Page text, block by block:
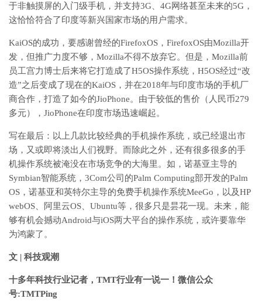
于非触摸屏的入门级手机，并支持3G、4G网络甚至未来的5G，
这恰恰符合了印度等新兴国家市场的用户需求。
KaiOS的成功，要感谢曾经的FirefoxOS，FirefoxOS由Mozilla开
发，但推广力度不够，Mozilla不得不放弃它。但是，Mozilla前
员工宫力博士后来将它打造成了H5OS操作系统，H5OS经过“改
造”之后变成了现在的KaiOS，并在2018年与印度市场的手机厂
商合作，打造了如今的JioPhone。由于较低的售价（人民币279
多元），JioPhone在印度市场迅速崛起。
写在最后：以上几款比较经典的手机操作系统，或已经退出市
场，又或即将淡出人们视野。而除此之外，还有很多很多的手
机操作系统被淹没在市场竞争的大海里。如，诺基亚主导的
Symbian智能系统，3Com公司的Palm Computing部开发的Palm
OS，诺基亚和英特尔主导的免费手机操作系统MeeGo，以及HP
webOS、阿里云OS、Ubuntu等，很多只是昙花一现。未来，能
够有机会撼动Android与iOS两大平台的操作系统，或许要靠华
为鸿蒙了。
文 | 科技观潮
十多年科技行业记者，TMT行业有一说一！微信公众
号:TMTPing